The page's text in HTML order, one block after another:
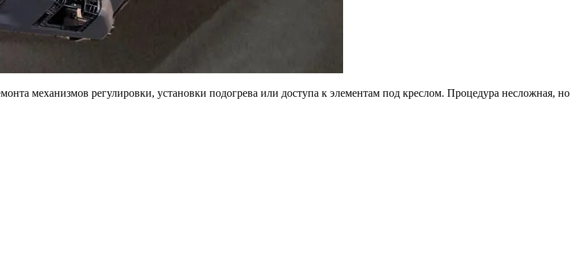
механизмов регулировки, установки подогрева или доступа к элементам под креслом. Процедура несложная, но